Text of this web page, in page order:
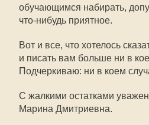
обучающимся набирать,
что-нибудь приятное.
Вот и все, что хотелось
и писать вам больше ни в
Подчеркиваю: ни в коем
С жалкими остатками
Марина Дмитриевна.